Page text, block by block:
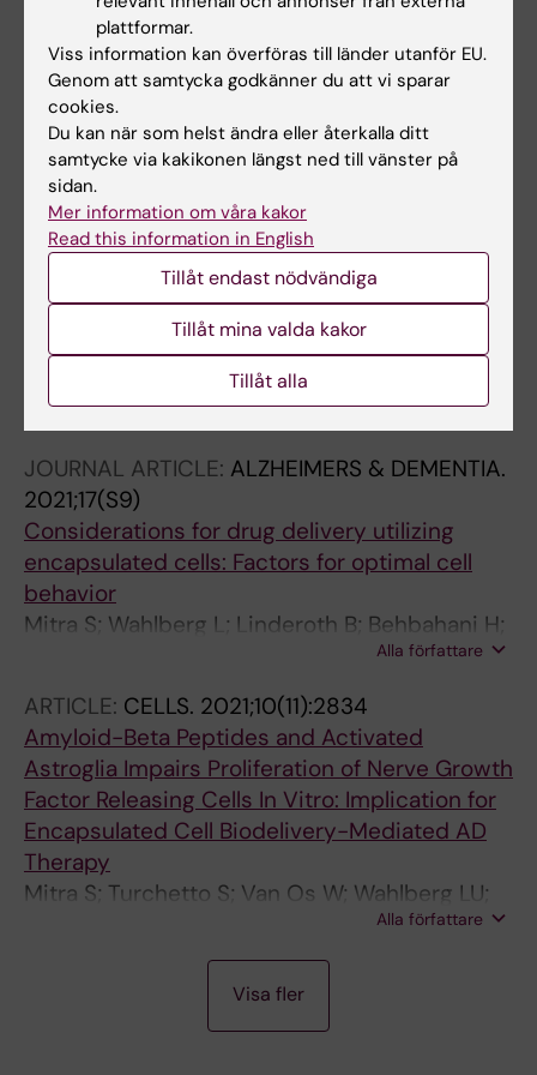
Microglia Impairs Proliferation and Induces
Senescence In-Vitro in NGF Releasing Cells
Used in Encapsulated Cell Biodelivery for
Alzheimer's Disease Therapy
Mitra S; Gera R; Sundheimer J; Lemee M;
Wahlberg LU; Linderoth B; Eriksdotter M;
Behbahani H
Alla författare
ARTICLE:EBIOMEDICINE.2022;77:103882
Multiple therapeutic effects of human neural
stem cells derived from induced pluripotent
stem cells in a rat model of post-traumatic
syringomyelia
Xu T; Li X; Guo Y; Uhlin E; Holmberg L; Mitra S;
Alla författare
JOURNAL ARTICLE: ALZHEIMERS & DEMENTIA.
2021;17(S9)
Considerations for drug delivery utilizing
encapsulated cells: Factors for optimal cell
behavior
Mitra S; Wahlberg L; Linderoth B; Behbahani H;
Alla författare
ARTICLE: CELLS. 2021;10(11):2834
Amyloid-Beta Peptides and Activated
Astroglia Impairs Proliferation of Nerve Growth
Factor Releasing Cells In Vitro: Implication for
Encapsulated Cell Biodelivery-Mediated AD
Therapy
Mitra S; Turchetto S; Van Os W; Wahlberg LU;
Linderoth B; Behbahani H; Eriksdotter M
Alla författare
Visa fler
plattformar.
Viss information kan överföras till länder utanför EU.
Genom att samtycka godkänner du att vi sparar
cookies.
Du kan när som helst ändra eller återkalla ditt
samtycke via kakikonen längst ned till vänster på
sidan.
Mer information om våra kakor
Read this information in English
Tillåt endast nödvändiga
Tillåt mina valda kakor
Tillåt alla